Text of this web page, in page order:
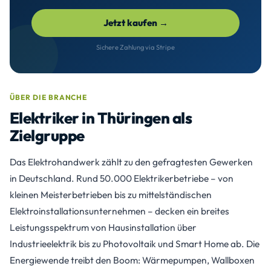
Jetzt kaufen →
Sichere Zahlung via Stripe
ÜBER DIE BRANCHE
Elektriker in Thüringen als
Zielgruppe
Das Elektrohandwerk zählt zu den gefragtesten Gewerken
in Deutschland. Rund 50.000 Elektrikerbetriebe – von
kleinen Meisterbetrieben bis zu mittelständischen
Elektroinstallationsunternehmen – decken ein breites
Leistungsspektrum von Hausinstallation über
Industrieelektrik bis zu Photovoltaik und Smart Home ab. Die
Energiewende treibt den Boom: Wärmepumpen, Wallboxen